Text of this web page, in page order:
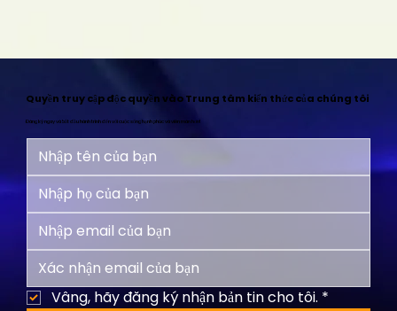
Quyền truy cập độc quyền vào Trung tâm kiến thức của chúng tôi
Đăng ký ngay và bắt đầu hành trình đến với cuộc sống hạnh phúc và viên mãn hơn!
Vâng, hãy đăng ký nhận bản tin cho tôi. *